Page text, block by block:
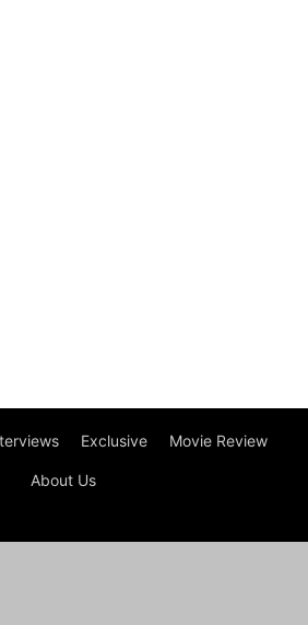
Exclusive Movie Review
About Us